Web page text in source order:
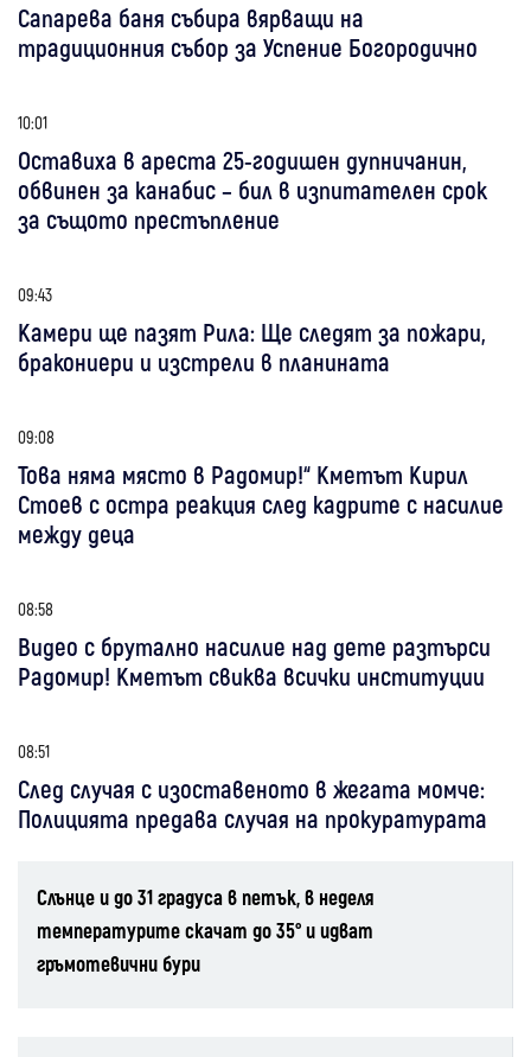
Сапарева баня събира вярващи на
традиционния събор за Успение Богородично
10:01
Оставиха в ареста 25-годишен дупничанин,
обвинен за канабис – бил в изпитателен срок
за същото престъпление
09:43
Камери ще пазят Рила: Ще следят за пожари,
бракониери и изстрели в планината
09:08
Това няма място в Радомир!“ Кметът Кирил
Стоев с остра реакция след кадрите с насилие
между деца
08:58
Видео с брутално насилие над дете разтърси
Радомир! Кметът свиква всички институции
08:51
След случая с изоставеното в жегата момче:
Полицията предава случая на прокуратурата
Слънце и до 31 градуса в петък, в неделя
температурите скачат до 35° и идват
гръмотевични бури